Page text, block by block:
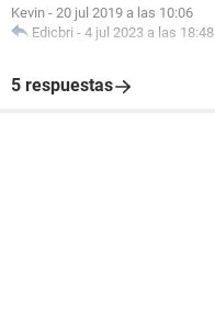
Kevin - 20 jul 2019 a las 10:06
Edicbri - 4 jul 2023 a las 18:48
5 respuestas